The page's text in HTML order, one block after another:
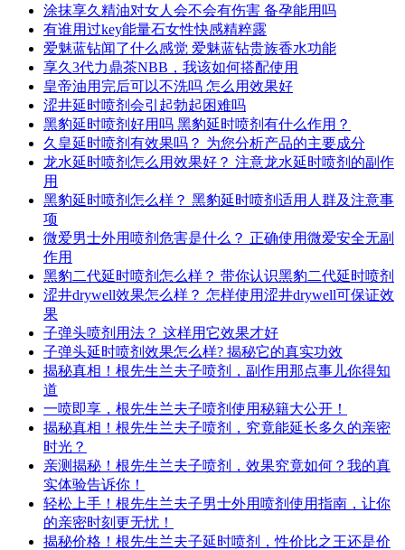
涂抹享久精油对女人会不会有伤害 备孕能用吗
有谁用过key能量石女性快感精粹露
爱魅蓝钻闻了什么感觉 爱魅蓝钻贵族香水功能
享久3代力鼎茶NBB，我该如何搭配使用
皇帝油用完后可以不洗吗 怎么用效果好
涩井延时喷剂会引起勃起困难吗
黑豹延时喷剂好用吗 黑豹延时喷剂有什么作用？
久皇延时喷剂有效果吗？ 为您分析产品的主要成分
龙水延时喷剂怎么用效果好？ 注意龙水延时喷剂的副作
用
黑豹延时喷剂怎么样？ 黑豹延时喷剂适用人群及注意事
项
微爱男士外用喷剂危害是什么？ 正确使用微爱安全无副
作用
黑豹二代延时喷剂怎么样？ 带你认识黑豹二代延时喷剂
涩井drywell效果怎么样？ 怎样使用涩井drywell可保证效
果
子弹头喷剂用法？ 这样用它效果才好
子弹头延时喷剂效果怎么样? 揭秘它的真实功效
揭秘真相！根先生兰夫子喷剂，副作用那点事儿你得知
道
一喷即享，根先生兰夫子喷剂使用秘籍大公开！
揭秘真相！根先生兰夫子喷剂，究竟能延长多久的亲密
时光？
亲测揭秘！根先生兰夫子喷剂，效果究竟如何？我的真
实体验告诉你！
轻松上手！根先生兰夫子男士外用喷剂使用指南，让你
的亲密时刻更无忧！
揭秘价格！根先生兰夫子延时喷剂，性价比之王还是价